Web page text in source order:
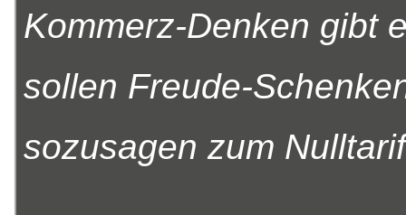
Kommerz-Denken gibt
sollen Freude-
sozusagen zum Nulltarif